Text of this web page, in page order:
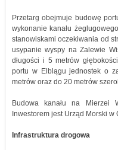
Przetarg obejmuje budowę
wykonanie kanału
stanowiskami oczekiwania od
usypanie wyspy na Zalewie
długości i 5 metrów
portu w Elblągu jednostek o
metrów oraz do 20 metrów
Budowa kanału na
Inwestorem jest Urząd Morski w
Infrastruktura drogowa